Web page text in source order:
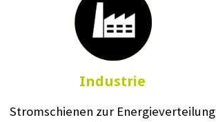
Industrie
Stromschienen zur Energieverteilung